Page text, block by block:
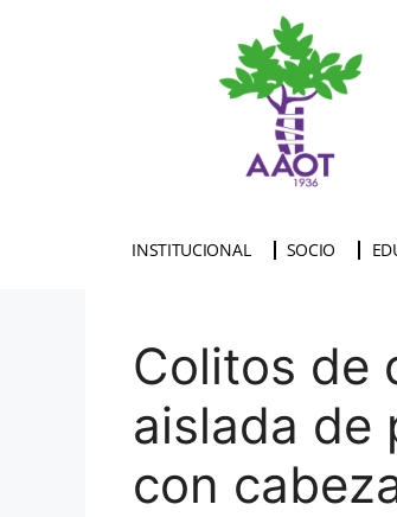
INSTITUCIONAL SOCIO
Colitos de
aislada de
con